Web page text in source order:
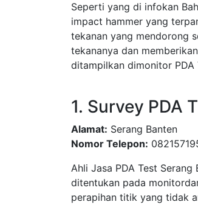
Seperti yang di infokan
impact hammer yang
tekanan yang mendorong
tekananya dan
ditampilkan dimonitor PDA
1. Survey PDA
Alamat: Serang Banten
Nomor Telepon:
Ahli Jasa PDA Test
ditentukan pada
perapihan titik yang tidak